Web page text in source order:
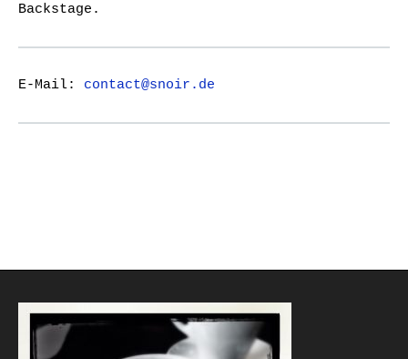
Backstage.
E-Mail: contact@snoir.de